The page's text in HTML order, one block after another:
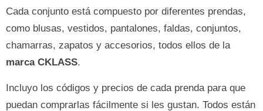
Cada conjunto está compuesto por diferentes prendas,
como blusas, vestidos, pantalones, faldas, conjuntos,
chamarras, zapatos y accesorios, todos ellos de la
marca CKLASS.
Incluyo los códigos y precios de cada prenda para que
puedan comprarlas fácilmente si les gustan. Todos están